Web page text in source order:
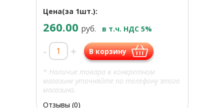
Цена(за 1шт.):
260.00 руб. в т.ч. НДС 5%
- + В корзину
* Наличие товара в конкретном
магазине уточняйте по телефону этого
магазина.
Отзывы (0)